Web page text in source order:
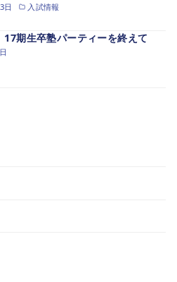
日 入試情報
期生卒塾パーティーを終えて